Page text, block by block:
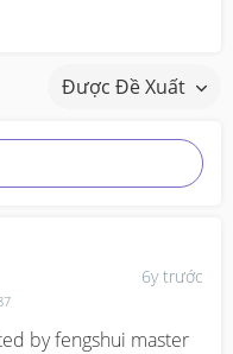
Được Đề Xuất
6y trước
by fengshui master